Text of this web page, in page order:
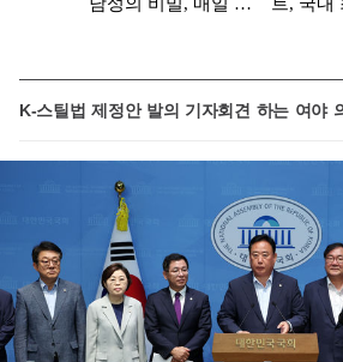
K-스틸법 제정안 발의 기자회견 하는 여야